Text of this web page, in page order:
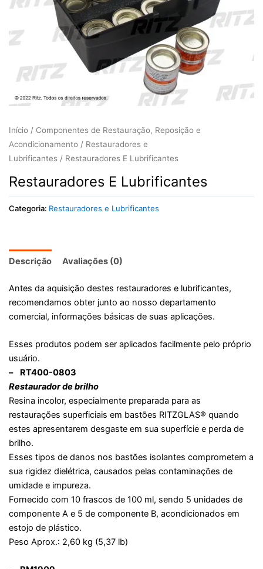
Início/ Componentes de Restauração, Reposição e
Acondicionamento/ Restauradores e
Lubrificantes/ Restauradores E Lubrificantes
Restauradores E Lubrificantes
Categoria: Restauradores e Lubrificantes
Descrição Avaliações (0)
Antes da aquisição destes restauradores e lubrificantes,
recomendamos obter junto ao nosso departamento
comercial, informações básicas de suas aplicações.
Esses produtos podem ser aplicados facilmente pelo próprio
usuário.
– RT400-0803
Restaurador de brilho
Resina incolor, especialmente preparada para as
restaurações superficiais em bastões RITZGLAS® quando
estes apresentarem desgaste em sua superfície e perda de
brilho.
Esses tipos de danos nos bastões isolantes comprometem a
sua rigidez dielétrica, causados pelas contaminações de
umidade e impureza.
Fornecido com 10 frascos de 100 ml, sendo 5 unidades de
componente A e 5 de componente B, acondicionados em
estojo de plástico.
Peso Aprox.: 2,60 kg (5,37 lb)